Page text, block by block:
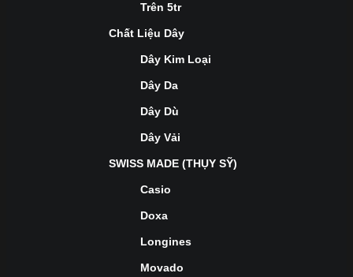
Trên 5tr
Chất Liệu Dây
Dây Kim Loại
Dây Da
Dây Dù
Dây Vải
SWISS MADE (THỤY SỸ)
Casio
Doxa
Longines
Movado